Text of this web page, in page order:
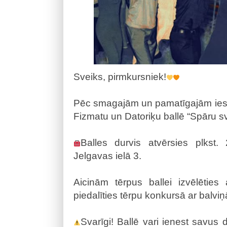
Sveiks, pirmkursniek!
Pēc smagajām un pamatīgajām
Fizmatu un Datoriķu ballē “Spāru
Balles durvis atvērsies
Jelgavas ielā 3.
Aicinām tērpus ballei izvēlēties
piedalīties tērpu konkursā ar
Svarīgi! Ballē vari ienest savus